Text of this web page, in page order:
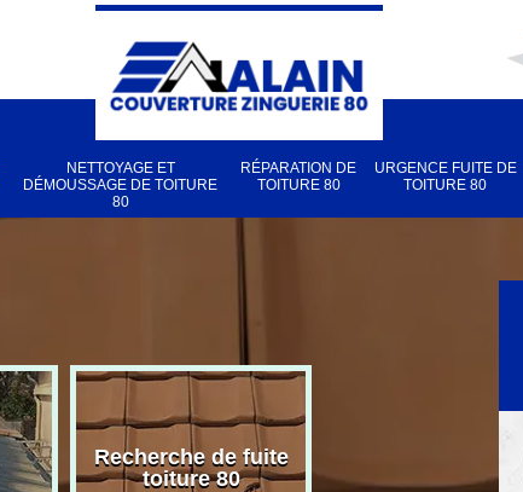
NETTOYAGE ET
DÉMOUSSAGE DE TOITURE
80
RÉPARATION DE
TOITURE 80
URGENCE FUITE DE
TOITURE 80
Recherche de fuite
toiture 80
Pose de velux